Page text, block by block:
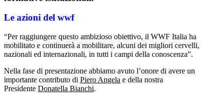
Le azioni del wwf
“Per raggiungere questo ambizioso obiettivo, il WWF Italia ha
mobilitato e continuerà a mobilitare, alcuni dei migliori cervelli,
nazionali ed internazionali, in tutti i campi della conoscenza”.
Nella fase di presentazione abbiamo avuto l’onore di avere un
importante contributo di Piero Angela e della nostra
Presidente Donatella Bianchi.